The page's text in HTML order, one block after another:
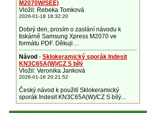
M2070W/SEE)
Vložil: Rebeka Tomková
2026-01-18 18:32:20
Dobrý den, prosím o zaslání návodu k
tiskárně Samsung Xpress M2070 ve
formátu PDF. Děkuji ...
Návod - Sklokeramický sporák Indesit
KN3C65A(W)/CZ S bílý
Vložil: Veronika Janková
2026-01-16 20:21:52
Český návod k použití Sklokeramický
sporák Indesit KN3C65A(W)/CZ S bílý...